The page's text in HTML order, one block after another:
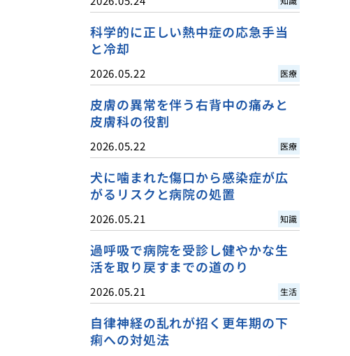
科学的に正しい熱中症の応急手当
と冷却
2026.05.22 医療
皮膚の異常を伴う右背中の痛みと
皮膚科の役割
2026.05.22 医療
犬に噛まれた傷口から感染症が広
がるリスクと病院の処置
2026.05.21 知識
過呼吸で病院を受診し健やかな生
活を取り戻すまでの道のり
2026.05.21 生活
自律神経の乱れが招く更年期の下
痢への対処法